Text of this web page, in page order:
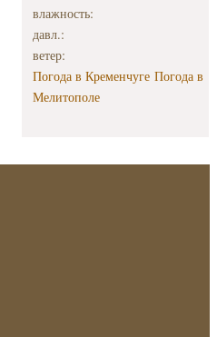
влажность:
давл.:
ветер:
Погода в Кременчуге Погода в
Мелитополе